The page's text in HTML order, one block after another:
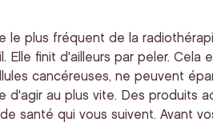
le plus fréquent de la
finit d'ailleurs par peler. Cela
cancéreuses, ne peuvent
d'agir au plus vite. Des produits
santé qui vous suivent. Avant